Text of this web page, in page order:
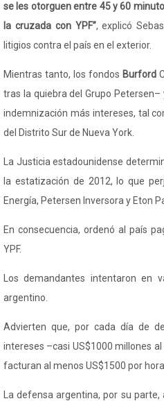
se les otorguen entre 45 y 60
la cruzada con YPF”, explicó
litigios contra el país en el exterior.
Mientras tanto, los fondos Burford
tras la quiebra del Grupo Petersen–
indemnización más intereses, tal
del Distrito Sur de Nueva York.
La Justicia estadounidense
la estatización de 2012, lo que
Energía, Petersen Inversora y Eton
En consecuencia, ordenó al país
YPF.
Los demandantes intentaron en
argentino.
Advierten que, por cada día de
intereses –casi US$1000 millones al
facturan al menos US$1500 por
La defensa argentina, por su